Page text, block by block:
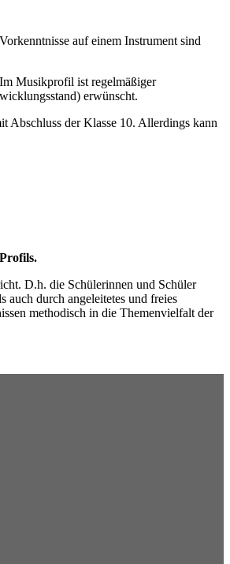
auf einem Instrument sind
Musikprofil ist regelmäßiger
erwünscht.
Abschluss der Klasse 10. Allerdings kann
D.h. die Schülerinnen und Schüler
durch angeleitetes und freies
methodisch in die Themenvielfalt der